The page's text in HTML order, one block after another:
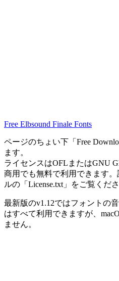
Free Elbsound Finale Fonts
ページのちょい下「Free
ます。
ライセンスはOFLまたはGNU
商用でも無料で利用できます
ルの「License.txt」をご覧くださ
最新版のv1.12ではフォントの
はすべて利用できますが、
ません。